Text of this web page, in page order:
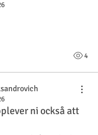
4
ni också att